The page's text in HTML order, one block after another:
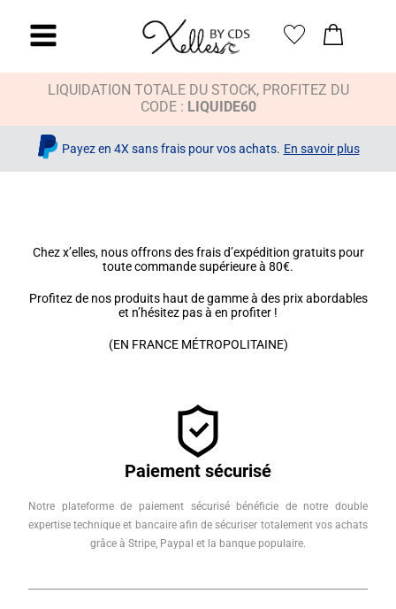
LIQUIDATION TOTALE DU STOCK, PROFITEZ DU
CODE : LIQUIDE60
Payez en 4X sans frais pour vos achats. En savoir plus
Chez x’elles, nous offrons des frais d’expédition gratuits pour
toute commande supérieure à 80€.
Profitez de nos produits haut de gamme à des prix abordables
et n’hésitez pas à en profiter !
(EN FRANCE MÉTROPOLITAINE)
Paiement sécurisé
Notre plateforme de paiement sécurisé bénéficie de notre double
expertise technique et bancaire afin de sécuriser totalement vos achats
grâce à Stripe, Paypal et la banque populaire.